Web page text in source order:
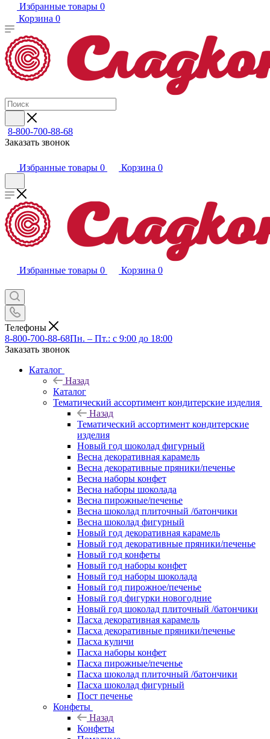
Избранные товары 0
Корзина 0
8-800-700-88-68
Заказать звонок
Избранные товары 0 Корзина 0
Избранные товары 0 Корзина 0
Телефоны
8-800-700-88-68Пн. – Пт.: с 9:00 до 18:00
Заказать звонок
Каталог
Назад
Каталог
Тематический ассортимент кондитерские изделия
Назад
Тематический ассортимент кондитерские
изделия
Новый год шоколад фигурный
Весна декоративная карамель
Весна декоративные пряники/печенье
Весна наборы конфет
Весна наборы шоколада
Весна пирожные/печенье
Весна шоколад плиточный /батончики
Весна шоколад фигурный
Новый год декоративная карамель
Новый год декоративные пряники/печенье
Новый год конфеты
Новый год наборы конфет
Новый год наборы шоколада
Новый год пирожное/печенье
Новый год фигурки новогодние
Новый год шоколад плиточный /батончики
Пасха декоративная карамель
Пасха декоративные пряники/печенье
Пасха куличи
Пасха наборы конфет
Пасха пирожные/печенье
Пасха шоколад плиточный /батончики
Пасха шоколад фигурный
Пост печенье
Конфеты
Назад
Конфеты